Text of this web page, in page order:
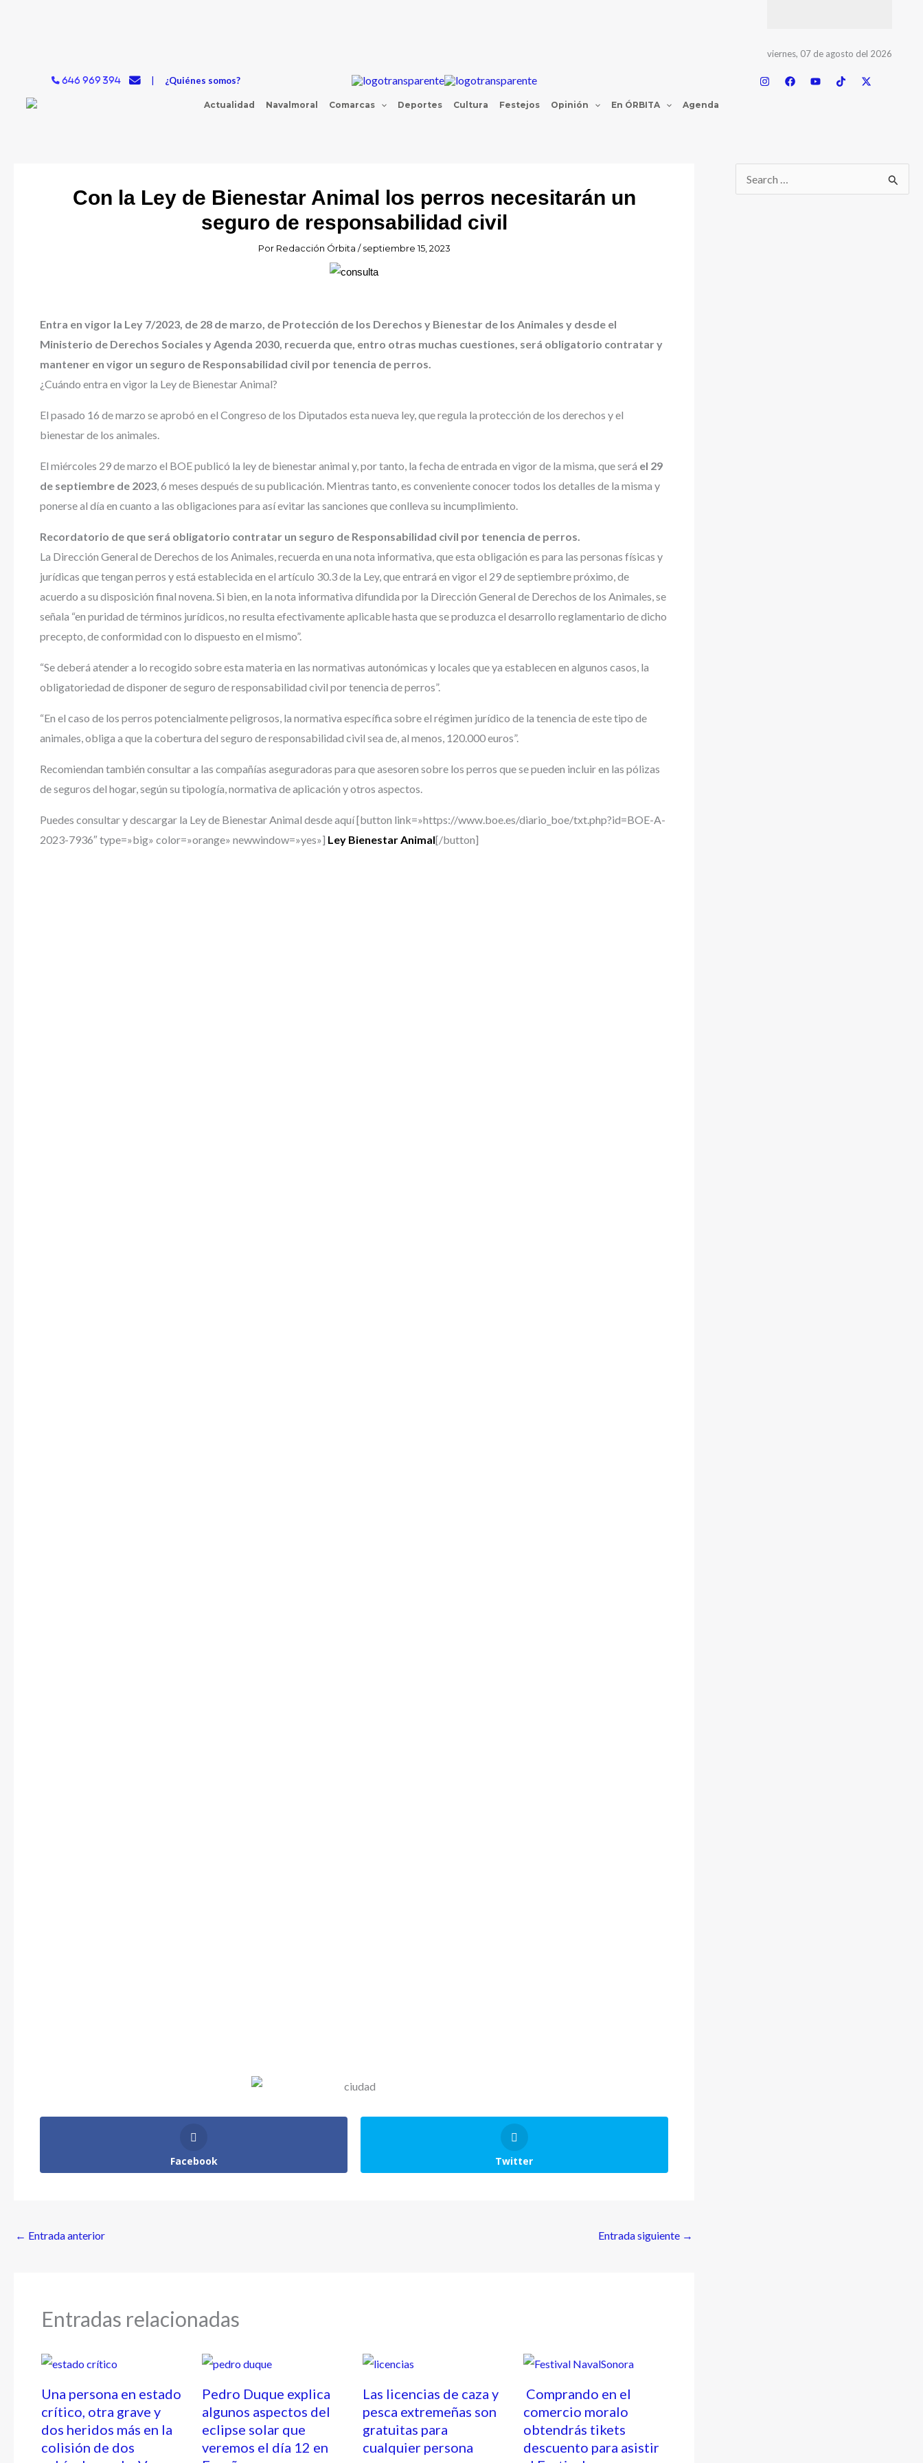
viernes, 07 de agosto del 2026
646 969 394 ¿Quiénes somos?
Actualidad Navalmoral Comarcas Deportes Cultura Festejos Opinión En ÓRBITA Agenda
Con la Ley de Bienestar Animal los perros necesitarán un
seguro de responsabilidad civil
Por Redacción Órbita /septiembre 15, 2023
Entra en vigor la Ley 7/2023, de 28 de marzo, de Protección de los Derechos y Bienestar de los Animales y desde el
Ministerio de Derechos Sociales y Agenda 2030, recuerda que, entro otras muchas cuestiones, será obligatorio contratar y
mantener en vigor un seguro de Responsabilidad civil por tenencia de perros.
¿Cuándo entra en vigor la Ley de Bienestar Animal?
El pasado 16 de marzo se aprobó en el Congreso de los Diputados esta nueva ley, que regula la protección de los derechos y el
bienestar de los animales.
El miércoles 29 de marzo el BOE publicó la ley de bienestar animal y, por tanto, la fecha de entrada en vigor de la misma, que será el 29
de septiembre de 2023, 6 meses después de su publicación. Mientras tanto, es conveniente conocer todos los detalles de la misma y
ponerse al día en cuanto a las obligaciones para así evitar las sanciones que conlleva su incumplimiento.
Recordatorio de que será obligatorio contratar un seguro de Responsabilidad civil por tenencia de perros.
La Dirección General de Derechos de los Animales, recuerda en una nota informativa, que esta obligación es para las personas físicas y
jurídicas que tengan perros y está establecida en el artículo 30.3 de la Ley, que entrará en vigor el 29 de septiembre próximo, de
acuerdo a su disposición final novena. Si bien, en la nota informativa difundida por la Dirección General de Derechos de los Animales, se
señala “en puridad de términos jurídicos, no resulta efectivamente aplicable hasta que se produzca el desarrollo reglamentario de dicho
precepto, de conformidad con lo dispuesto en el mismo”.
“Se deberá atender a lo recogido sobre esta materia en las normativas autonómicas y locales que ya establecen en algunos casos, la
obligatoriedad de disponer de seguro de responsabilidad civil por tenencia de perros”.
“En el caso de los perros potencialmente peligrosos, la normativa específica sobre el régimen jurídico de la tenencia de este tipo de
animales, obliga a que la cobertura del seguro de responsabilidad civil sea de, al menos, 120.000 euros”.
Recomiendan también consultar a las compañías aseguradoras para que asesoren sobre los perros que se pueden incluir en las pólizas
de seguros del hogar, según su tipología, normativa de aplicación y otros aspectos.
Puedes consultar y descargar la Ley de Bienestar Animal desde aquí [button link=»https://www.boe.es/diario_boe/txt.php?id=BOE-A-
2023-7936″ type=»big» color=»orange» newwindow=»yes»] Ley Bienestar Animal[/button]
Facebook Twitter
← Entrada anterior Entrada siguiente →
Entradas relacionadas
Una persona en estado
crítico, otra grave y
dos heridos más en la
colisión de dos
Pedro Duque explica
algunos aspectos del
eclipse solar que
veremos el día 12 en
Las licencias de caza y
pesca extremeñas son
gratuitas para
cualquier persona
Comprando en el
comercio moralo
obtendrás tikets
descuento para asistir